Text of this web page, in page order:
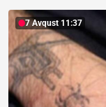
7 Avqust 11:37